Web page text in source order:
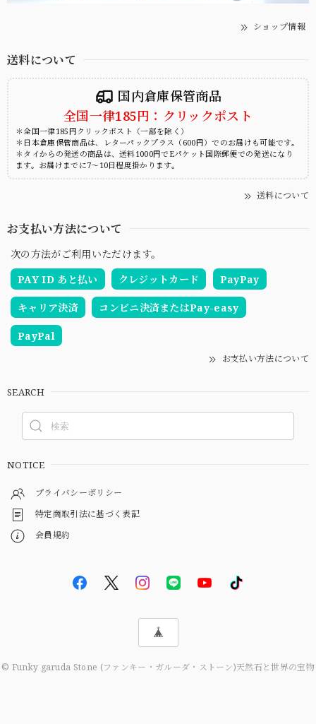
ショップ情報
送料について
国内倉庫保管商品
全国一律185円：クリックポスト
＊全国一律185円クリックポスト（一部を除く）
＊日本倉庫保管商品は、レターパックプラス（600円）でのお届けも可能です。
＊タイからの発送の商品は、送料1000円でEパケット国際郵便での発送になり
ます。お届けまでに7～10日程度掛かります。
送料について
お支払い方法について
次の方法がご利用いただけます。
PAY ID あと払い
クレジットカード PayPay
キャリア決済 コンビニ決済またはPay-easy
PayPal
お支払い方法について
SEARCH
NOTICE
プライバシーポリシー
特定商取引法に基づく表記
会員規約
© Funky garuda Stone (ファンキー・ガルーダ・ストーン)天然石と世界の宝物